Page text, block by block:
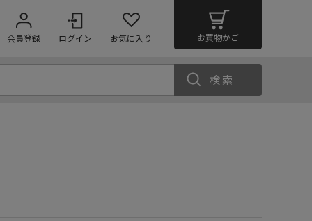
会員登録 ログイン お気に入り お買物かご
検索